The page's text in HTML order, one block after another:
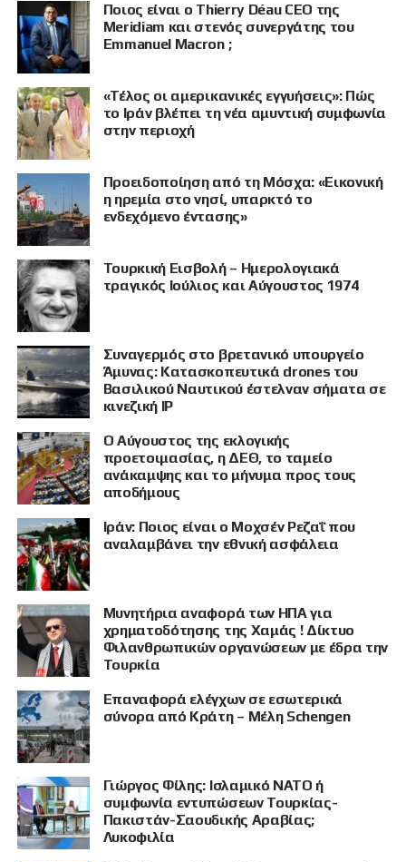
ΠΡΟΒΟΛΗ
Ποιος είναι ο Thierry Déau CEO της
Meridiam και στενός συνεργάτης του
Emmanuel Macron ;
«Τέλος οι αμερικανικές εγγυήσεις»: Πώς
το Ιράν βλέπει τη νέα αμυντική συμφωνία
στην περιοχή
Προειδοποίηση από τη Μόσχα: «Εικονική
η ηρεμία στο νησί, υπαρκτό το
ενδεχόμενο έντασης»
Τουρκική Εισβολή – Ημερολογιακά
τραγικός Ιούλιος και Αύγουστος 1974
Συναγερμός στο βρετανικό υπουργείο
Άμυνας: Κατασκοπευτικά drones του
Βασιλικού Ναυτικού έστελναν σήματα σε
κινεζική IP
Ο Αύγουστος της εκλογικής
προετοιμασίας, η ΔΕΘ, το ταμείο
ανάκαμψης και το μήνυμα προς τους
αποδήμους
Ιράν: Ποιος είναι ο Μοχσέν Ρεζαΐ που
αναλαμβάνει την εθνική ασφάλεια
Μυνητήρια αναφορά των ΗΠΑ για
χρηματοδότησης της Χαμάς ! Δίκτυο
Φιλανθρωπικών οργανώσεων με έδρα την
Τουρκία
Επαναφορά ελέγχων σε εσωτερικά
σύνορα από Κράτη – Μέλη Schengen
Γιώργος Φίλης: Ισλαμικό ΝΑΤΟ ή
συμφωνία εντυπώσεων Τουρκίας-
Πακιστάν-Σαουδικής Αραβίας;
Λυκοφιλία